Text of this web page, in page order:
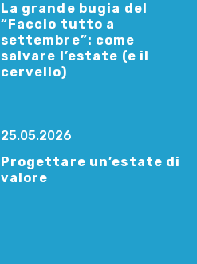
La grande bugia del
“Faccio tutto a
settembre”: come
salvare l’estate (e il
cervello)
25.05.2026
Progettare un’estate di
valore